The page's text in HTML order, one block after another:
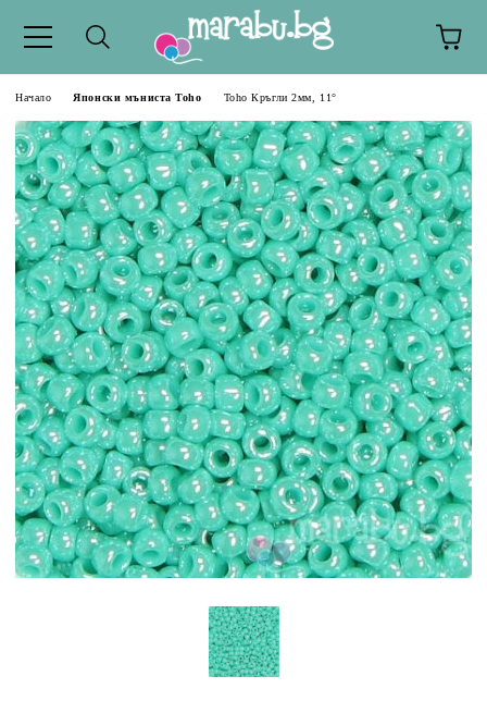
Начало Японски мъниста Toho Toho Кръгли 2мм, 11°